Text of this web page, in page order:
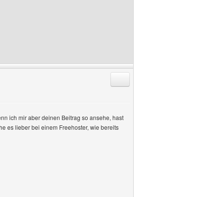
ich mir aber deinen Beitrag so ansehe, hast
es lieber bei einem Freehoster, wie bereits